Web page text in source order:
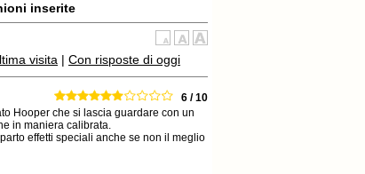
inserite
visita | Con risposte di oggi
6 / 10
Hooper che si lascia guardare con un
in maniera calibrata.
effetti speciali anche se non il meglio